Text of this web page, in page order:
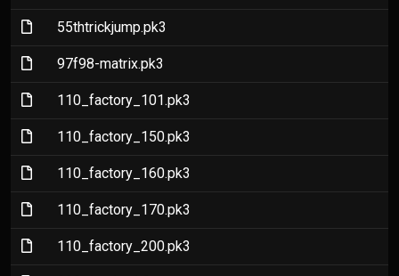
(File)55thtrickjump.pk3
(File)97f98-matrix.pk3
(File)110_factory_101.pk3
(File)110_factory_150.pk3
(File)110_factory_160.pk3
(File)110_factory_170.pk3
(File)110_factory_200.pk3